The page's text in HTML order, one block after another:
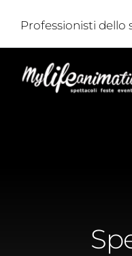
contenuto
Professionisti dello